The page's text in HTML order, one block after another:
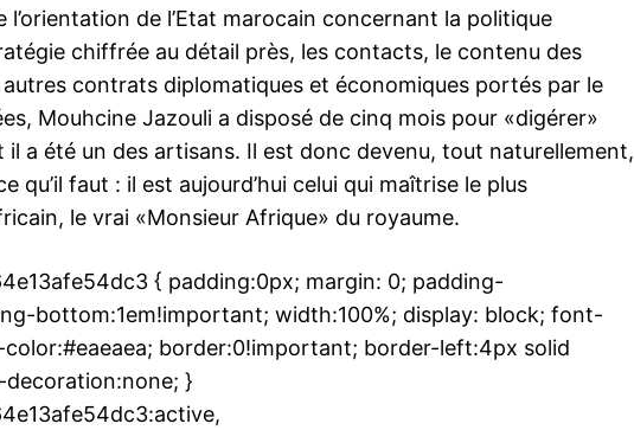
le1.ma
l'intelligence de
l'information
de l’Etat marocain concernant la politique
chiffrée au détail près, les contacts, le contenu des
contrats diplomatiques et économiques portés par le
Mouhcine Jazouli a disposé de cinq mois pour «digérer»
a été un des artisans. Il est donc devenu, tout naturellement,
qu’il faut : il est aujourd’hui celui qui maîtrise le plus
le vrai «Monsieur Afrique» du royaume.
{ padding:0px; margin: 0; padding-
bottom:1em!important; width:100%; display: block; font-
border:0!important; border-left:4px solid
}